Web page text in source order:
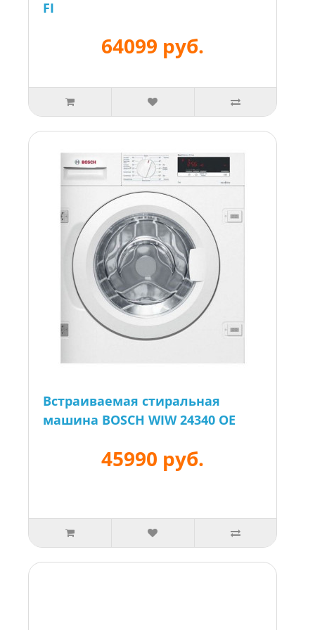
FI
64099 руб.
Встраиваемая стиральная
машина BOSCH WIW 24340 OE
45990 руб.